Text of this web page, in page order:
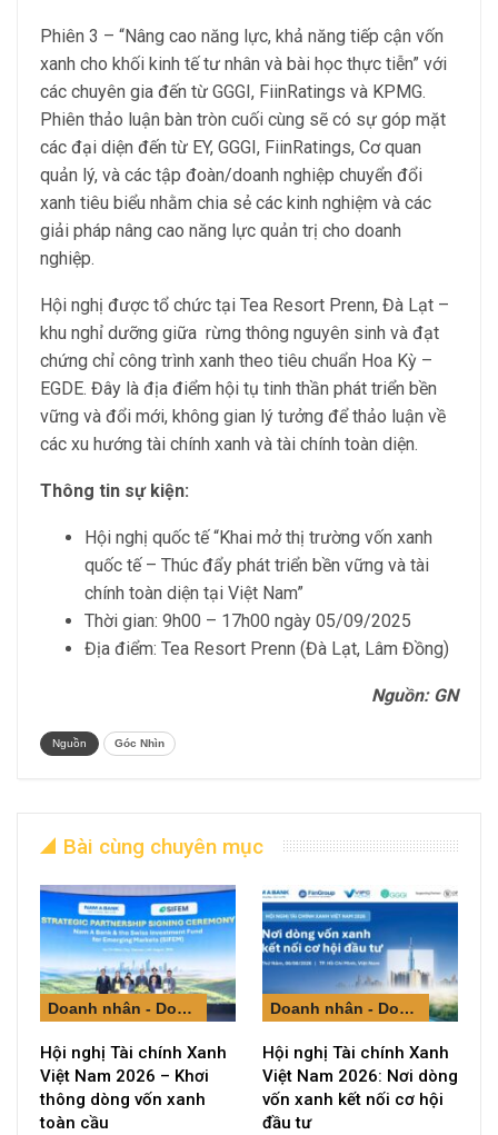
Phiên 3 – “Nâng cao năng lực, khả năng tiếp cận vốn
xanh cho khối kinh tế tư nhân và bài học thực tiễn” với
các chuyên gia đến từ GGGI, FiinRatings và KPMG.
Phiên thảo luận bàn tròn cuối cùng sẽ có sự góp mặt
các đại diện đến từ EY, GGGI, FiinRatings, Cơ quan
quản lý, và các tập đoàn/doanh nghiệp chuyển đổi
xanh tiêu biểu nhằm chia sẻ các kinh nghiệm và các
giải pháp nâng cao năng lực quản trị cho doanh
nghiệp.
Hội nghị được tổ chức tại Tea Resort Prenn, Đà Lạt –
khu nghỉ dưỡng giữa rừng thông nguyên sinh và đạt
chứng chỉ công trình xanh theo tiêu chuẩn Hoa Kỳ –
EGDE. Đây là địa điểm hội tụ tinh thần phát triển bền
vững và đổi mới, không gian lý tưởng để thảo luận về
các xu hướng tài chính xanh và tài chính toàn diện.
Thông tin sự kiện:
Hội nghị quốc tế “Khai mở thị trường vốn xanh
quốc tế – Thúc đẩy phát triển bền vững và tài
chính toàn diện tại Việt Nam”
Thời gian: 9h00 – 17h00 ngày 05/09/2025
Địa điểm: Tea Resort Prenn (Đà Lạt, Lâm Đồng)
Nguồn: GN
Nguồn Góc Nhìn
Bài cùng chuyên mục
Doanh nhân - Doanh nghiệp
Hội nghị Tài chính Xanh
Việt Nam 2026 – Khơi
thông dòng vốn xanh
toàn cầu
Doanh nhân - Doanh nghiệp
Hội nghị Tài chính Xanh
Việt Nam 2026: Nơi dòng
vốn xanh kết nối cơ hội
đầu tư